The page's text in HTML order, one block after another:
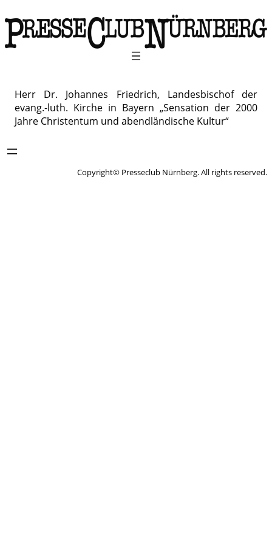
Herr Dr. Johannes Friedrich, Landesbischof der
evang.-luth. Kirche in Bayern „Sensation der 2000
Jahre Christentum und abendländische Kultur“
Copyright© Presseclub Nürnberg. All rights reserved.